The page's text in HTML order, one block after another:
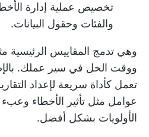
تخصيص عملية إدارة
والفئات وحقول البيانات.
وهي تدمج المقاييس الرئيسية
ووقت الحل في سير عملك.
تعمل كأداة سريعة لإعداد
عوامل مثل تأثير الأخطاء
الأولويات بشكل أفضل.